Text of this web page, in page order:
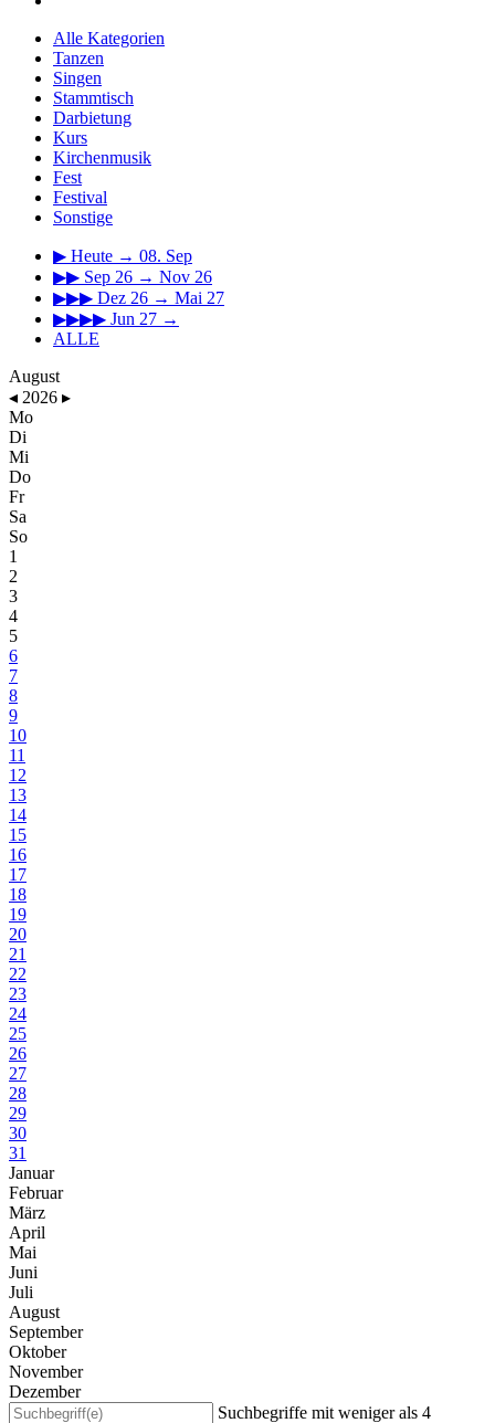
Alle Kategorien
Tanzen
Singen
Stammtisch
Darbietung
Kurs
Kirchenmusik
Fest
Festival
Sonstige
▶ Heute → 08. Sep
▶▶ Sep 26 → Nov 26
▶▶▶ Dez 26 → Mai 27
▶▶▶▶ Jun 27 →
ALLE
August
◂ 2026 ▸
Mo
Di
Mi
Do
Fr
Sa
So
1
2
3
4
5
6
7
8
9
10
11
12
13
14
15
16
17
18
19
20
21
22
23
24
25
26
27
28
29
30
31
Januar
Februar
März
April
Mai
Juni
Juli
August
September
Oktober
November
Dezember
Suchbegriffe mit weniger als 4